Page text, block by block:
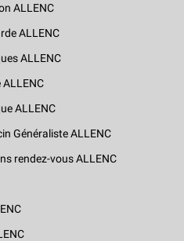
ALLENC
ALLENC
ALLENC
ALLENC
Généraliste ALLENC
rendez-vous ALLENC